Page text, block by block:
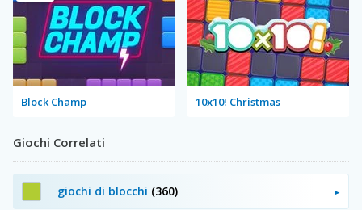
Block Champ 10x10! Christmas
Giochi Correlati
giochi di blocchi (360)